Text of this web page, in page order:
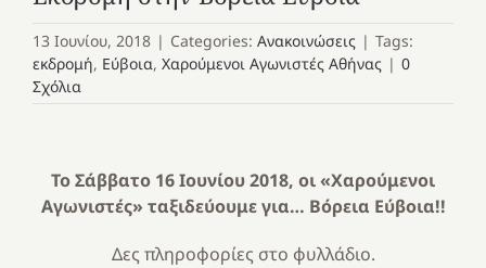
13 Ιουνίου, 2018 | Categories: Ανακοινώσεις | Tags:
εκδρομή, Εύβοια, Χαρούμενοι Αγωνιστές Αθήνας | 0
Σχόλια
Το Σάββατο 16 Ιουνίου 2018, οι «Χαρούμενοι
Αγωνιστές» ταξιδεύουμε για… Βόρεια Εύβοια!!
Δες πληροφορίες στο φυλλάδιο.